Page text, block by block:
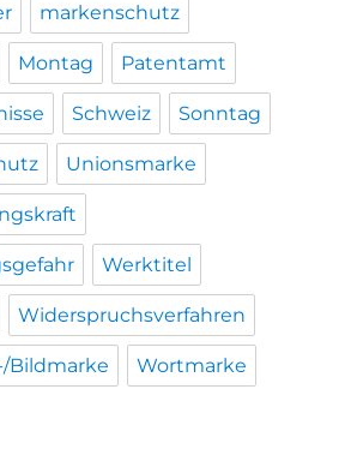
markenschutz
Montag Patentamt
Schweiz Sonntag
Unionsmarke
Werktitel
Widerspruchsverfahren
Bildmarke Wortmarke